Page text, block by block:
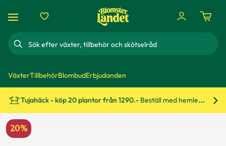
Sök
VäxterTillbehörBlombudErbjudanden
Tujahäck - köp 20 plantor från 1290.- Beställ med hemleverans!
20%